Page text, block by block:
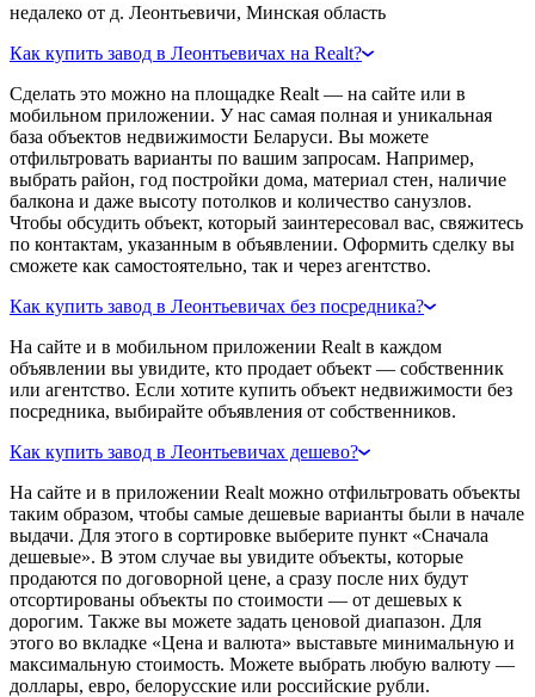
недалеко от д. Леонтьевичи, Минская область
Как купить завод в Леонтьевичах на Realt?
Сделать это можно на площадке Realt — на сайте или в
мобильном приложении. У нас самая полная и уникальная
база объектов недвижимости Беларуси. Вы можете
отфильтровать варианты по вашим запросам. Например,
выбрать район, год постройки дома, материал стен, наличие
балкона и даже высоту потолков и количество санузлов.
Чтобы обсудить объект, который заинтересовал вас, свяжитесь
по контактам, указанным в объявлении. Оформить сделку вы
сможете как самостоятельно, так и через агентство.
Как купить завод в Леонтьевичах без посредника?
На сайте и в мобильном приложении Realt в каждом
объявлении вы увидите, кто продает объект — собственник
или агентство. Если хотите купить объект недвижимости без
посредника, выбирайте объявления от собственников.
Как купить завод в Леонтьевичах дешево?
На сайте и в приложении Realt можно отфильтровать объекты
таким образом, чтобы самые дешевые варианты были в начале
выдачи. Для этого в сортировке выберите пункт «Сначала
дешевые». В этом случае вы увидите объекты, которые
продаются по договорной цене, а сразу после них будут
отсортированы объекты по стоимости — от дешевых к
дорогим. Также вы можете задать ценовой диапазон. Для
этого во вкладке «Цена и валюта» выставьте минимальную и
максимальную стоимость. Можете выбрать любую валюту —
доллары, евро, белорусские или российские рубли.